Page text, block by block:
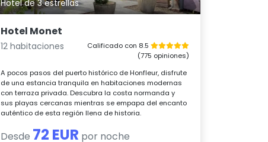
Hotel de 3 estrellas
Hotel Monet
12 habitaciones
Calificado con 8.5
(775 opiniones)
A pocos pasos del puerto histórico de Honfleur, disfrute
de una estancia tranquila en habitaciones modernas
con terraza privada. Descubra la costa normanda y
sus playas cercanas mientras se empapa del encanto
auténtico de esta región llena de historia.
Desde 72 EUR por noche